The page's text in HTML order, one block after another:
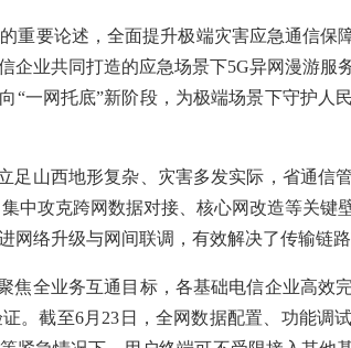
重要论述，全面提升极端灾害应急通信保
企业共同打造的应急场景下5G异网漫游服
“一网托底”新阶段，为极端场景下守护人
足山西地形复杂、灾害多发实际，省通信
中攻克跨网数据对接、核心网改造等关键
络升级与网间联调，有效解决了传输链路
焦全业务互通目标，各基础电信企业高效
。截至6月23日，全网数据配置、功能调